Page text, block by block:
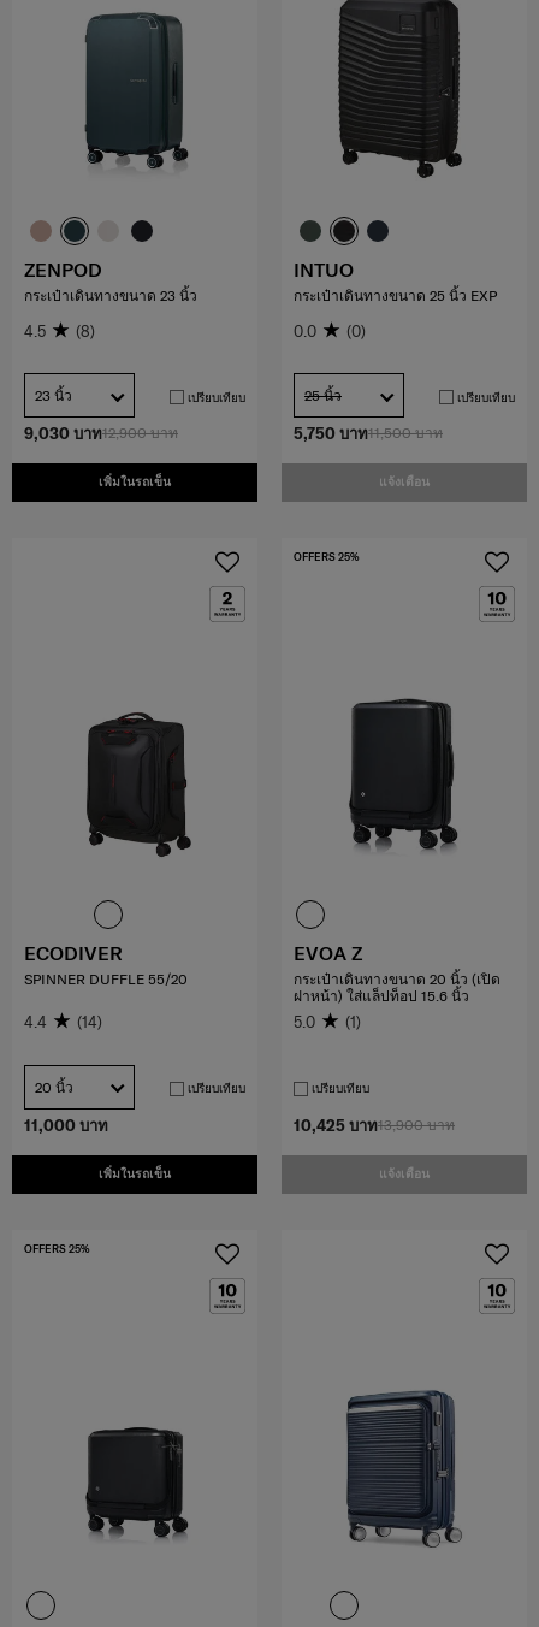
12,900 บาท
9,030 บาท
เพิ่มในรถเข็น
ZENPOD
กระเป๋าเดินทางขนาด 23 นิ้ว
4.5 (8)
23 นิ้ว เปรียบเทียบ
11,500 บาท
5,750 บาท
แจ้งเตือน
INTUO
กระเป๋าเดินทางขนาด 25 นิ้ว EXP
0.0 (0)
25 นิ้ว เปรียบเทียบ
11,000 บาท
เพิ่มในรถเข็น
ECODIVER
SPINNER DUFFLE 55/20
4.4 (14)
20 นิ้ว เปรียบเทียบ
13,900 บาท
10,425 บาท
แจ้งเตือน
OFFERS 25%
EVOA Z
กระเป๋าเดินทางขนาด 20 นิ้ว (เปิด
ฝาหน้า) ใส่แล็ปท็อป 15.6 นิ้ว
5.0 (1)
เปรียบเทียบ
OFFERS 25%